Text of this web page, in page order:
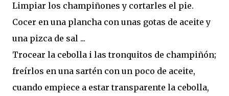
Limpiar los champiñones y cortarles el pie.
Cocer en una plancha con unas gotas de aceite y
una pizca de sal ...
Trocear la cebolla i las tronquitos de champiñón;
freírlos en una sartén con un poco de aceite,
cuando empiece a estar transparente la cebolla,